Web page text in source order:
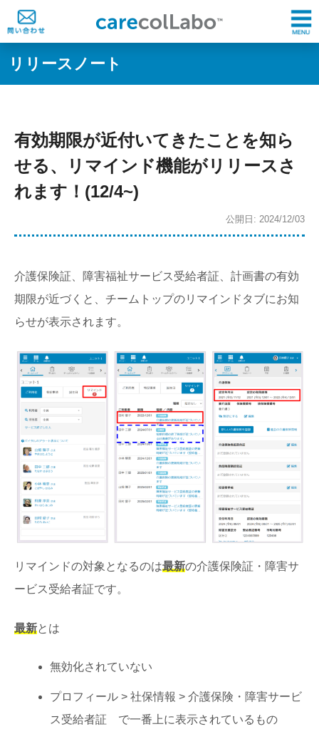
リリースノート
有効期限が近付いてきたことを知ら
せる、リマインド機能がリリースさ
れます！(12/4~)
公開日: 2024/12/03
介護保険証、障害福祉サービス受給者証、計画書の有効
期限が近づくと、チームトップのリマインドタブにお知
らせが表示されます。
リマインドの対象となるのは最新の介護保険証・障害サ
ービス受給者証です。
最新とは
無効化されていない
プロフィール > 社保情報 > 介護保険・障害サービ
ス受給者証 で一番上に表示されているもの